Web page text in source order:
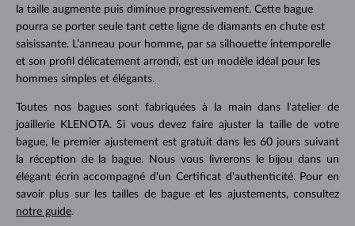
la taille augmente puis diminue progressivement. Cette bague
pourra se porter seule tant cette ligne de diamants en chute est
saisissante. L’anneau pour homme, par sa silhouette intemporelle
et son profil délicatement arrondi, est un modèle idéal pour les
hommes simples et élégants.
Toutes nos bagues sont fabriquées à la main dans l'atelier de
joaillerie KLENOTA. Si vous devez faire ajuster la taille de votre
bague, le premier ajustement est gratuit dans les 60 jours suivant
la réception de la bague. Nous vous livrerons le bijou dans un
élégant écrin accompagné d'un Certificat d'authenticité. Pour en
savoir plus sur les tailles de bague et les ajustements, consultez
notre guide.